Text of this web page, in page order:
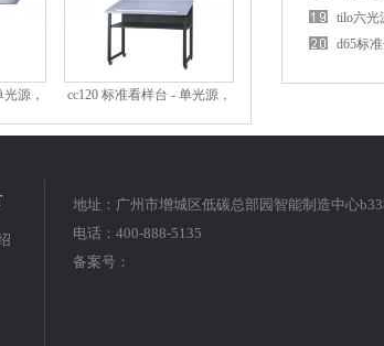
源，
cc120 标准看样台 - 单光源，
2024年
tilo六光
d65标
地址：广州市增城区低碳总部园智能制造中心
电话：400-888-5135
备案号：